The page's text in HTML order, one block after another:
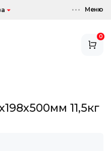
Меню
0
11,5кг